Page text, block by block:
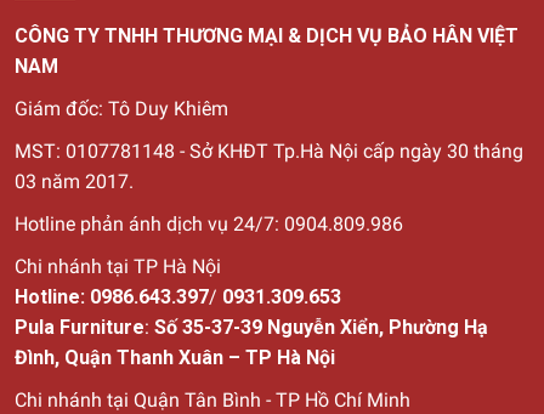
CÔNG TY TNHH THƯƠNG MẠI & DỊCH VỤ BẢO HÂN VIỆT
NAM
Giám đốc: Tô Duy Khiêm
MST: 0107781148 - Sở KHĐT Tp.Hà Nội cấp ngày 30 tháng
03 năm 2017.
Hotline phản ánh dịch vụ 24/7: 0904.809.986
Chi nhánh tại TP Hà Nội
Hotline: 0986.643.397/ 0931.309.653
Pula Furniture: Số 35-37-39 Nguyễn Xiển, Phường Hạ
Đình, Quận Thanh Xuân – TP Hà Nội
Chi nhánh tại Quận Tân Bình - TP Hồ Chí Minh